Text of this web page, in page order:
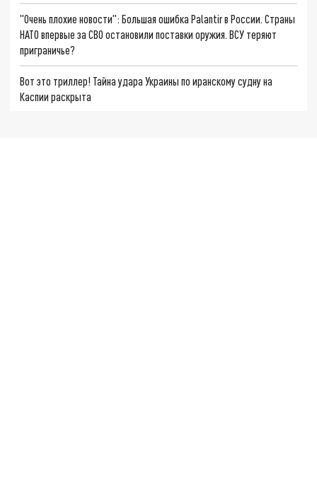
"Очень плохие новости": Большая ошибка Palantir в России. Страны
НАТО впервые за СВО остановили поставки оружия. ВСУ теряют
приграничье?
Вот это триллер! Тайна удара Украины по иранскому судну на
Каспии раскрыта